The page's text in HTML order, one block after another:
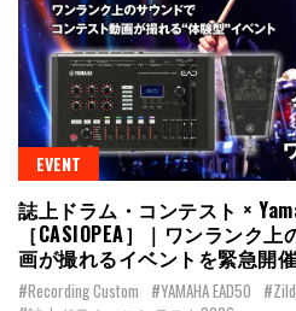
EVENT
誌上ドラム・コンテスト ×
［CASIOPEA］｜ワンランク
画が撮れるイベントを緊急開催
#Recording Custom #YAMAHA EAD50